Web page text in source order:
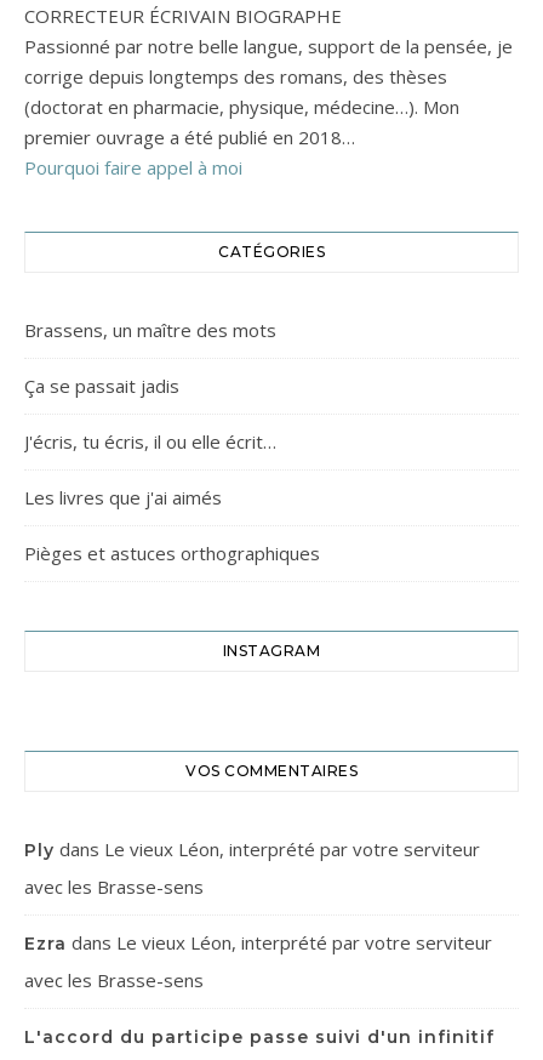
CORRECTEUR ÉCRIVAIN BIOGRAPHE
Passionné par notre belle langue, support de la pensée, je
corrige depuis longtemps des romans, des thèses
(doctorat en pharmacie, physique, médecine…). Mon
premier ouvrage a été publié en 2018…
Pourquoi faire appel à moi
CATÉGORIES
Brassens, un maître des mots
Ça se passait jadis
J'écris, tu écris, il ou elle écrit…
Les livres que j'ai aimés
Pièges et astuces orthographiques
INSTAGRAM
VOS COMMENTAIRES
Ply dans Le vieux Léon, interprété par votre serviteur
avec les Brasse-sens
Ezra dans Le vieux Léon, interprété par votre serviteur
avec les Brasse-sens
L'accord du participe passe suivi d'un infinitif